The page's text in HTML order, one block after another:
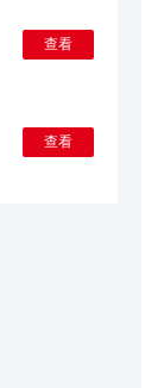
查看
查看